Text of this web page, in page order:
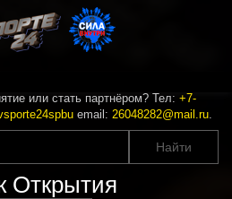
или стать партнёром? Тел: +7-
email: 26048282@mail.ru.
Открытия